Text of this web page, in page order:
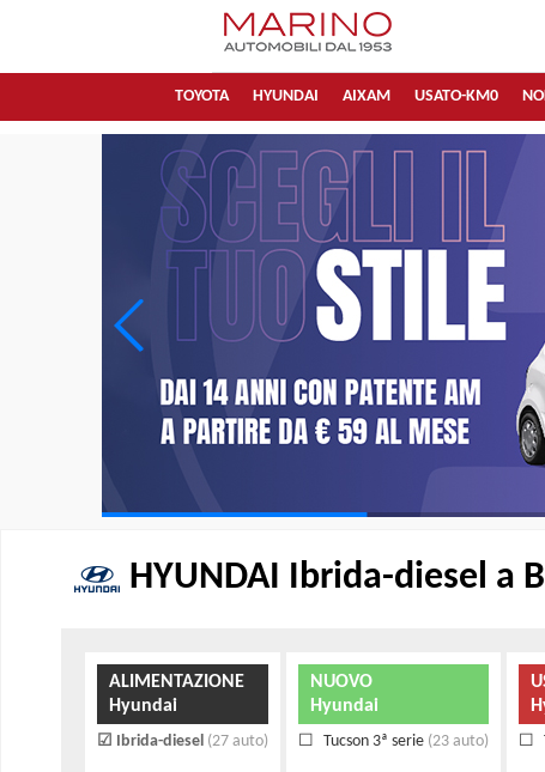
TOYOTA HYUNDAI AIXAM USATO-KM0
HYUNDAI Ibrida-diesel a
ALIMENTAZIONE
Hyundai
Ibrida-diesel (27 auto)
NUOVO
Hyundai
Tucson 3ª serie (23 auto)